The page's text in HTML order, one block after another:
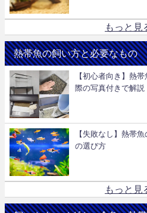
もっと見
熱帯魚の飼い方と必要なもの
【初心者向き】熱
際の写真付きで解説
【失敗なし】熱帯
の選び方
もっと見